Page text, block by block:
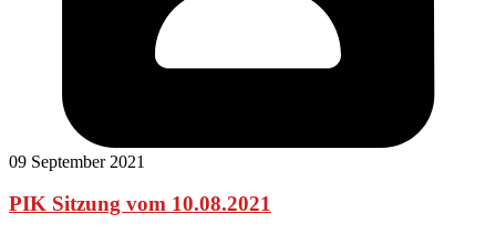
09 September 2021
PIK Sitzung vom 10.08.2021